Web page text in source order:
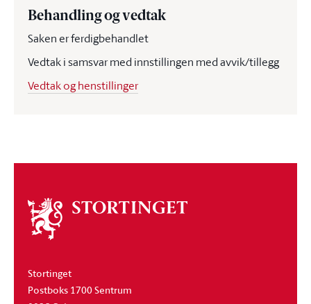
Behandling og vedtak
Saken er ferdigbehandlet
Vedtak i samsvar med innstillingen med avvik/tillegg
Vedtak og henstillinger
Om
stortinget
Stortinget
Postboks 1700 Sentrum